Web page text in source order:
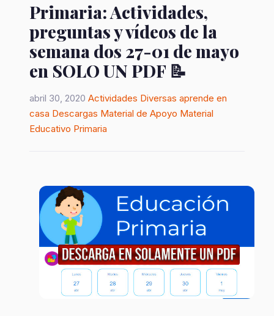
Primaria: Actividades,
preguntas y vídeos de la
semana dos 27-01 de mayo
en SOLO UN PDF 📝
abril 30, 2020 Actividades Diversas aprende en
casa Descargas Material de Apoyo Material
Educativo Primaria